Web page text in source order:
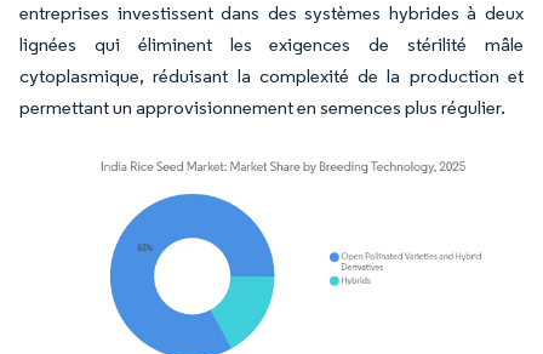
entreprises investissent dans des systèmes hybrides à deux
lignées qui éliminent les exigences de stérilité mâle
cytoplasmique, réduisant la complexité de la production et
permettant un approvisionnement en semences plus régulier.